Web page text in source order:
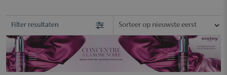
Filter resultaten